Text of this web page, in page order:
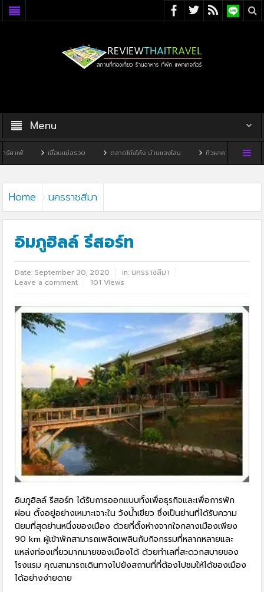
Menu
เขื่อนแม่สรวย ตลาดโก้งโค้ง บ้านแสงโสม ทิวผาคาเฟ่ บ้านพิพิธภัณฑ์ไ
Home นครราชสีมา
อิมภูฮิลล์ รีสอร์ท
Date: September 30, 2020 in: นครราชสีมา
Leave a comment
101 Views
อิมภูฮิลล์ รีสอร์ท ได้รับการออกแบบทั้งเพื่อธุรกิจและเพื่อการพัก
ผ่อน ตั้งอยู่อย่างเหมาะเจาะใน วังน้ำเขียว ซึ่งเป็นย่านที่ได้รับความ
นิยมที่สุดย่านหนึ่งของเมือง ด้วยที่ตั้งห่างจากใจกลางเมืองเพียง
90 km ผู้เข้าพักสามารถเพลิดเพลินกับกิจกรรมที่หลากหลายและ
แหล่งท่องเที่ยวมากมายของเมืองได้ ด้วยทำเลที่สะดวกสบายของ
โรงแรม คุณสามารถเดินทางไปยังสถานที่ที่ต้องไปชมให้ได้ของเมือง
ได้อย่างง่ายดาย